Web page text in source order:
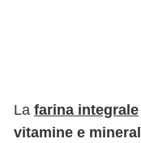
La farina integrale
vitamine e